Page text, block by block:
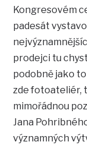
Kongresovém
padesát
prodejci tu
podobně jako
zde fotoateliér,
mimořádnou
Jana
významných